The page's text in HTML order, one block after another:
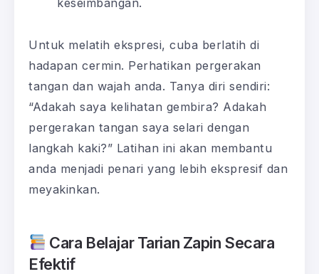
Untuk melatih ekspresi, cuba berlatih di
hadapan cermin. Perhatikan pergerakan
tangan dan wajah anda. Tanya diri sendiri:
“Adakah saya kelihatan gembira? Adakah
pergerakan tangan saya selari dengan
langkah kaki?” Latihan ini akan membantu
anda menjadi penari yang lebih ekspresif dan
meyakinkan.
Cara Belajar Tarian Zapin Secara
Efektif